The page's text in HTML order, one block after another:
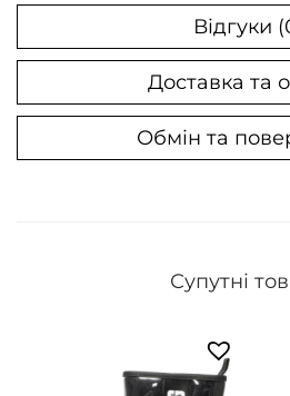
e
і
Відгуки
Доставка та
Обмін та
Супутні